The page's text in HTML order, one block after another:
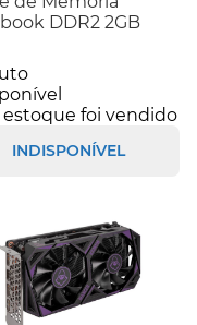
DDR2 2GB
estoque foi vendido
INDISPONÍVEL